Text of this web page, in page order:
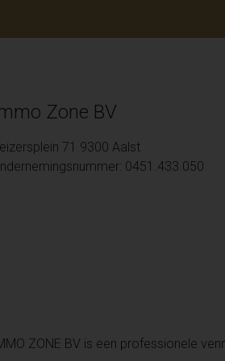
Zone BV
71 9300 Aalst
0451.433.050
ZONE BV is een professionele